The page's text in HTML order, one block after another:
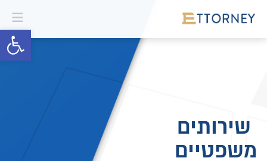
פתח
שירותים
משפטיים